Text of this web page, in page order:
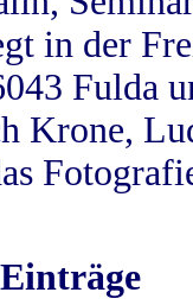
in der
Fulda
Krone,